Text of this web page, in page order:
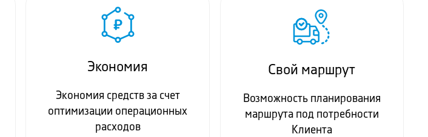
Экономия
Экономия средств за счет
оптимизации операционных
расходов
Свой маршрут
Возможность планирования
маршрута под потребности
Клиента